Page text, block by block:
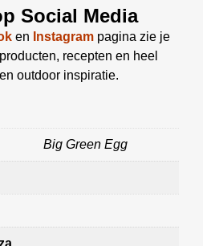
Social Media
en Instagram pagina zie je
recepten en heel
outdoor inspiratie.
Big Green Egg